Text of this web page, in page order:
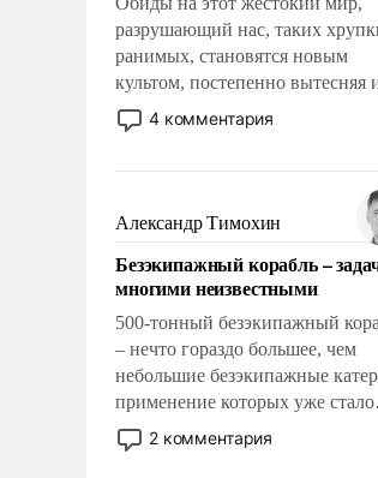
разрушающий нас, таких
ранимых, становятся новым
культом, постепенно вытесняя
отменяя традиционное
человеку – быть мужественным
на себя ответственность,
слабым, идти вперед и
адаптироваться.
4 комментария
Александр Тимохин
Безэкипажный корабль –
многими неизвестными
500-тонный безэкипажный
– нечто гораздо большее, чем
небольшие безэкипажные
применение которых уже стало
обыденностью. Задача по
такого корабля очень сложна и
2 комментария